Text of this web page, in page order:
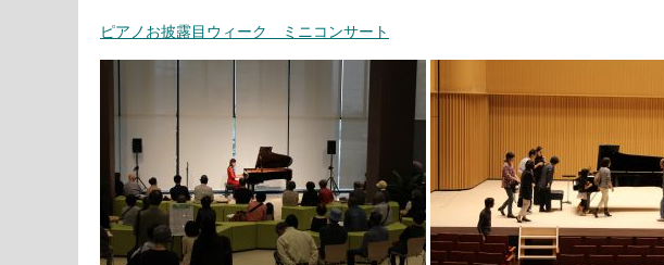
ピアノお披露目ウィーク ミニコンサート